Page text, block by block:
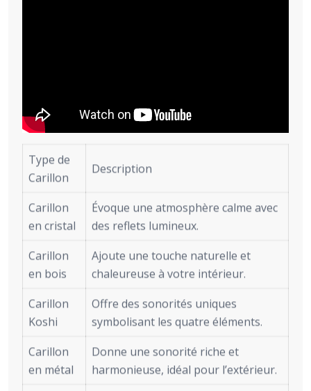
Type de
Carillon
Description
Carillon
en cristal
Évoque une atmosphère calme avec
des reflets lumineux.
Carillon
en bois
Ajoute une touche naturelle et
chaleureuse à votre intérieur.
Carillon
Koshi
Offre des sonorités uniques
symbolisant les quatre éléments.
Carillon
en métal
Donne une sonorité riche et
harmonieuse, idéal pour l’extérieur.